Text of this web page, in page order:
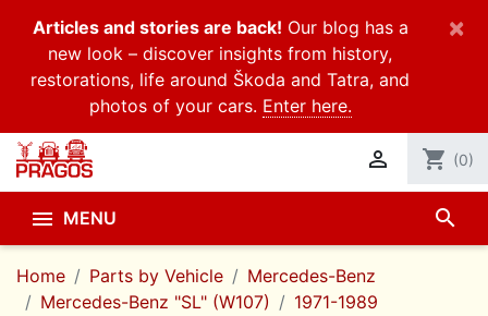
Articles and stories are back! Our blog has a
new look – discover insights from history,
restorations, life around Škoda and Tatra, and
photos of your cars. Enter here.
×
 shopping_cart (0)
 MENU search
Home Parts by Vehicle
Mercedes-Benz
Mercedes-Benz "SL" (W107)
1971-1989